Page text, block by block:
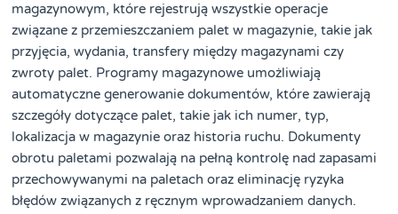
magazynowym, które rejestrują wszystkie operacje
związane z przemieszczaniem palet w magazynie, takie jak
przyjęcia, wydania, transfery między magazynami czy
zwroty palet. Programy magazynowe umożliwiają
automatyczne generowanie dokumentów, które zawierają
szczegóły dotyczące palet, takie jak ich numer, typ,
lokalizacja w magazynie oraz historia ruchu. Dokumenty
obrotu paletami pozwalają na pełną kontrolę nad zapasami
przechowywanymi na paletach oraz eliminację ryzyka
błędów związanych z ręcznym wprowadzaniem danych.